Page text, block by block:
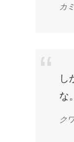
カ
し
な
ク